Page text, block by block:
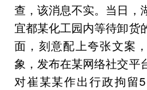
查，该消息不实。当日，
宜都某化工园内等待卸货
面，刻意配上夸张文案
象，发布在某网络社交平
对崔某某作出行政拘留